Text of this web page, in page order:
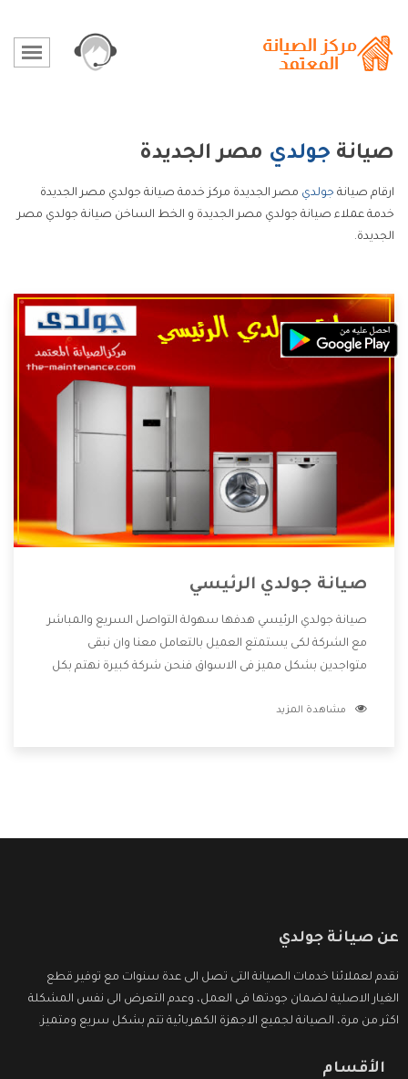
صيانة جولدي مصر الجديدة
ارقام صيانة جولدي مصر الجديدة مركز خدمة صيانة جولدي مصر الجديدة
خدمة عملاء صيانة جولدي مصر الجديدة و الخط الساخن صيانة جولدي مصر
الجديدة.
صيانة جولدي الرئيسي
صيانة جولدي الرئيسي هدفها سهولة التواصل السريع والمباشر
مع الشركة لكى يستمتع العميل بالتعامل معنا وان نبقى
متواجدين بشكل مميز فى الاسواق فنحن شركة كبيرة نهتم بكل
الشركة بها والتى تكون منها خدمة الصيانة التى تكون من أهم
مشاهدة المزيد
عن صيانة جولدي
نقدم لعملائنا خدمات الصيانة التى تصل الى عدة سنوات مع توفير قطع
الغيار الاصلية لضمان جودتها فى العمل، وعدم التعرض الى نفس المشكلة
اكثر من مرة، الصيانة لجميع الاجهزة الكهربائية تتم بشكل سريع ومتميز.
الأقسام